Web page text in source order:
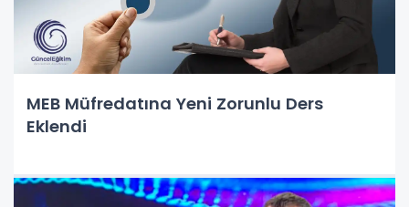
MEB Müfredatına Yeni Zorunlu Ders
Eklendi